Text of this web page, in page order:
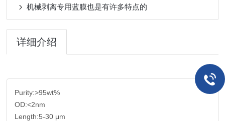
机械剥离专用蓝膜也是有许多特点的
详细介绍
Purity:>95wt%
OD:<2nm
Length:5-30 μm